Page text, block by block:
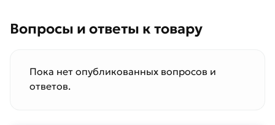
Вопросы и ответы к товару
Пока нет опубликованных вопросов и
ответов.